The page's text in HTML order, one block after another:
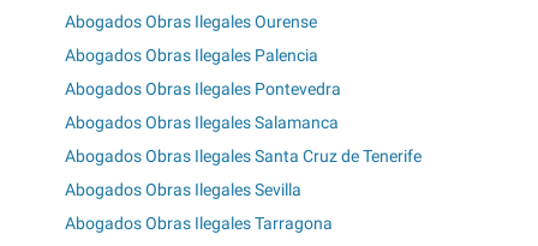
Abogados Obras Ilegales Ourense
Abogados Obras Ilegales Palencia
Abogados Obras Ilegales Pontevedra
Abogados Obras Ilegales Salamanca
Abogados Obras Ilegales Santa Cruz de Tenerife
Abogados Obras Ilegales Sevilla
Abogados Obras Ilegales Tarragona